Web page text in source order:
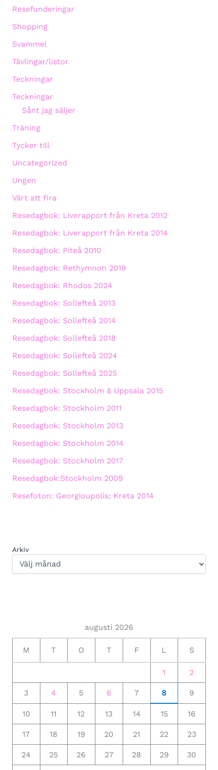
Resefunderingar
Shopping
Svammel
Tävlingar/listor
Teckningar
Teckningar
Sånt jag säljer
Träning
Tycker till
Uncategorized
Ungen
Värt att fira
Resedagbok: Liverapport från Kreta 2012
Resedagbok: Liverapport från Kreta 2014
Resedagbok: Piteå 2010
Resedagbok: Rethymnon 2019
Resedagbok: Rhodos 2024
Resedagbok: Sollefteå 2013
Resedagbok: Sollefteå 2014
Resedagbok: Sollefteå 2018
Resedagbok: Sollefteå 2024
Resedagbok: Sollefteå 2025
Resedagbok: Stockholm & Uppsala 2015
Resedagbok: Stockholm 2011
Resedagbok: Stockholm 2013
Resedagbok: Stockholm 2014
Resedagbok: Stockholm 2017
Resedagbok:Stockholm 2009
Resefoton: Georgioupolis; Kreta 2014
Arkiv
augusti 2026
M T O T F L S
1 2
3 4 5 6 7 8 9
10 11 12 13 14 15 16
17 18 19 20 21 22 23
24 25 26 27 28 29 30